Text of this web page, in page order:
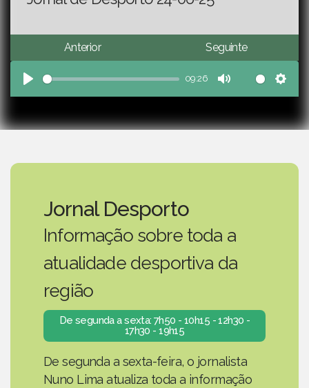
Anterior Seguinte
Play
09:26
Mute
Jornal Desporto
Informação sobre toda a
atualidade desportiva da
região
De segunda a sexta: 7h50 - 10h15 - 12h30 -
17h30 - 19h15
De segunda a sexta-feira, o jornalista
Nuno Lima atualiza toda a informação